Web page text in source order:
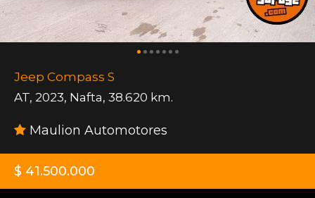
Jeep Compass S
AT, 2023, Nafta, 38.620 km.
Maulion Automotores
$ 41.500.000